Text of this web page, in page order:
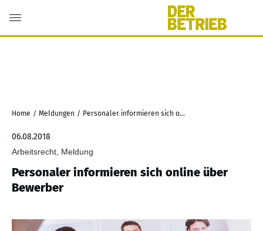
Home / Meldungen / Personaler informieren sich online über Bewerber
06.08.2018
Arbeitsrecht, Meldung
Personaler informieren sich online über
Bewerber